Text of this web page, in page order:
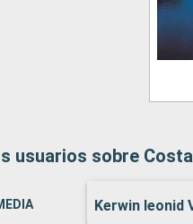
usuarios sobre
Kerwin leonid